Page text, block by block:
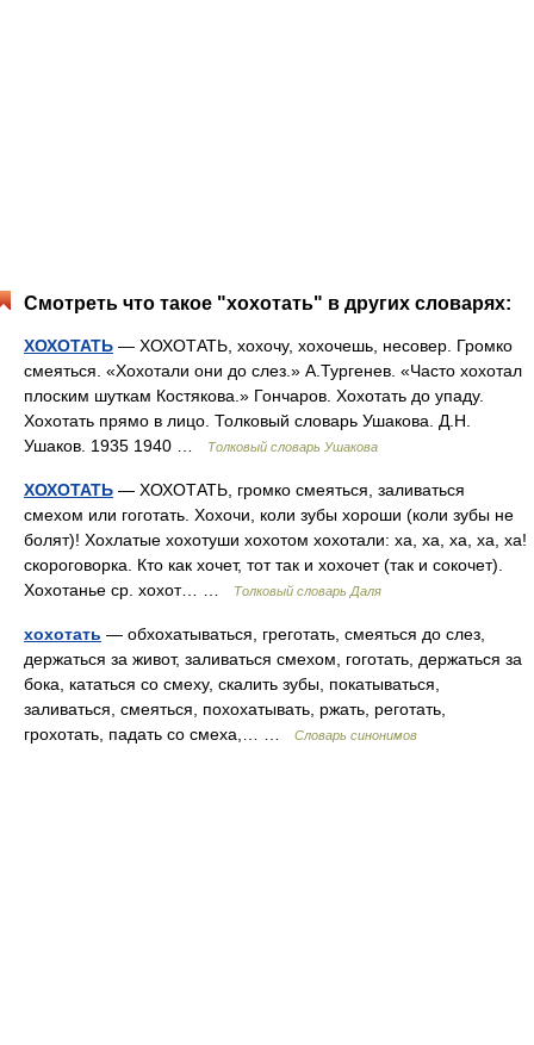
Смотреть что такое "хохотать" в других словарях:
ХОХОТАТЬ — ХОХОТАТЬ, хохочу, хохочешь, несовер. Громко
смеяться. «Хохотали они до слез.» А.Тургенев. «Часто хохотал
плоским шуткам Костякова.» Гончаров. Хохотать до упаду.
Хохотать прямо в лицо. Толковый словарь Ушакова. Д.Н.
Ушаков. 1935 1940 …
Толковый словарь Ушакова
ХОХОТАТЬ — ХОХОТАТЬ, громко смеяться, заливаться
смехом или гоготать. Хохочи, коли зубы хороши (коли зубы не
болят)! Хохлатые хохотуши хохотом хохотали: ха, ха, ха, ха, ха!
скороговорка. Кто как хочет, тот так и хохочет (так и сокочет).
Хохотанье ср. хохот… …
Толковый словарь Даля
хохотать — обхохатываться, греготать, смеяться до слез,
держаться за живот, заливаться смехом, гоготать, держаться за
бока, кататься со смеху, скалить зубы, покатываться,
заливаться, смеяться, похохатывать, ржать, реготать,
грохотать, падать со смеха,… …
Словарь синонимов